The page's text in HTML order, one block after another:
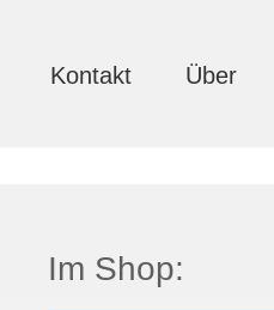
Kontakt Über
Im Shop: